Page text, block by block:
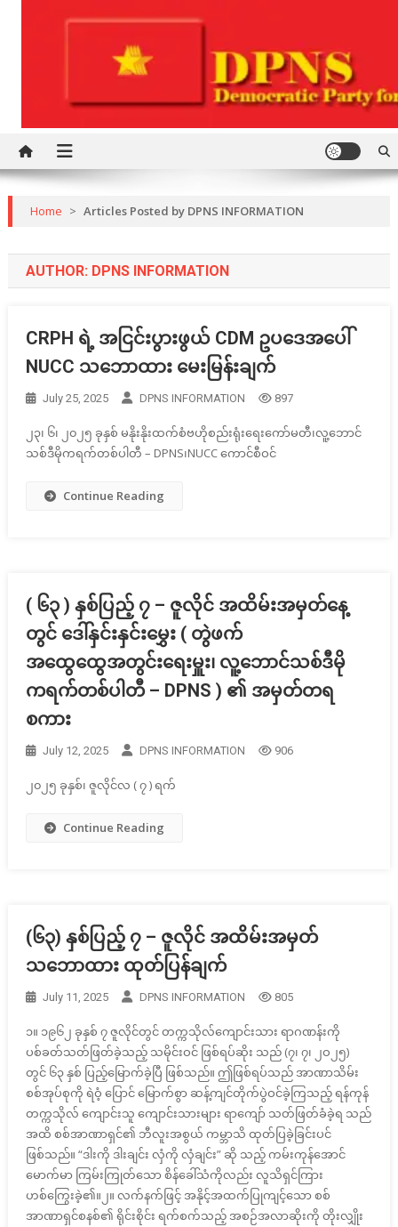
DPNS
Home > Articles Posted by DPNS INFORMATION
AUTHOR: DPNS INFORMATION
CRPH ရဲ့ အငြင်းပွားဖွယ် CDM ဥပဒေအပေါ်
NUCC သဘောထား မေးမြန်းချက်
July 25, 2025 DPNS INFORMATION 897
၂၃၊ ၆၊ ၂၀၂၅ ခုနှစ် မနိုးနိုးထက်စံဗဟိုစည်းရုံးရေးကော်မတီ၊လူ့ဘောင်
သစ်ဒီမိုကရက်တစ်ပါတီ – DPNS၊NUCC ကောင်စီဝင်
Continue Reading
( ၆၃ ) နှစ်ပြည့် ၇ – ဇူလိုင် အထိမ်းအမှတ်နေ့
တွင် ဒေါ်နှင်းနှင်းမွှေး ( တွဲဖက်
အထွေထွေအတွင်းရေးမှူး၊ လူ့ဘောင်သစ်ဒီမို
ကရက်တစ်ပါတီ – DPNS ) ၏ အမှတ်တရ
စကား
July 12, 2025 DPNS INFORMATION 906
၂၀၂၅ ခုနှစ်၊ ဇူလိုင်လ ( ၇ ) ရက်
Continue Reading
(၆၃) နှစ်ပြည့် ၇ – ဇူလိုင် အထိမ်းအမှတ်
သဘောထား ထုတ်ပြန်ချက်
July 11, 2025 DPNS INFORMATION 805
၁။ ၁၉၆၂ ခုနှစ် ၇ ဇူလိုင်တွင် တက္ကသိုလ်ကျောင်းသား ရာဂဏန်းကို
ပစ်ခတ်သတ်ဖြတ်ခဲ့သည့် သမိုင်းဝင် ဖြစ်ရပ်ဆိုး သည် (၇၊ ၇၊ ၂ဝ၂၅)
တွင် ၆၃ နှစ် ပြည့်မြောက်ခဲ့ပြီ ဖြစ်သည်။ ဤဖြစ်ရပ်သည် အာဏာသိမ်း
စစ်အုပ်စုကို ရဲဝံ့ ပြောင် မြောက်စွာ ဆန့်ကျင်တိုက်ပွဲဝင်ခဲ့ကြသည့် ရန်ကုန်
တက္ကသိုလ် ကျောင်းသူ ကျောင်းသားများ ရာကျော် သတ်ဖြတ်ခံခဲ့ရ သည်
အထိ စစ်အာဏာရှင်၏ ဘီလူးအစွယ် ကမ္ဘာသိ ထုတ်ပြခဲ့ခြင်းပင်
ဖြစ်သည်။ “ဒါးကို ဒါးချင်း လှံကို လှံချင်း” ဆို သည့် ကမ်းကုန်အောင်
မောက်မာ ကြမ်းကြုတ်သော စိန်ခေါ်သံကိုလည်း လူသိရှင်ကြား
ဟစ်ကြွေးခဲ့၏။၂။ လက်နက်ဖြင့် အနိုင့်အထက်ပြုကျင့်သော စစ်
အာဏာရှင်စနစ်၏ ရိုင်းစိုင်း ရက်စက်သည့် အစဉ်အလာဆိုးကို တိုးလျှိုး